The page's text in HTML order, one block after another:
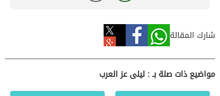
شارك المقالة
مواضيع ذات صلة بـ : ليلى عز العرب